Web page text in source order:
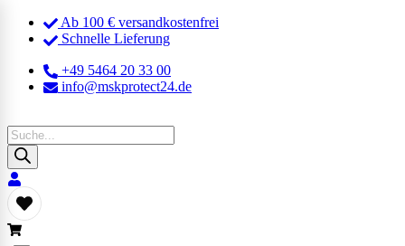
Ab 100 € versandkostenfrei
Schnelle Lieferung
+49 5464 20 33 00
info@mskprotect24.de
Products
search